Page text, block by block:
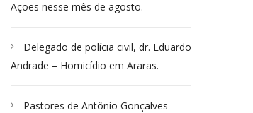
Ações nesse mês de agosto.
Delegado de polícia civil, dr. Eduardo
Andrade – Homicídio em Araras.
Pastores de Antônio Gonçalves –